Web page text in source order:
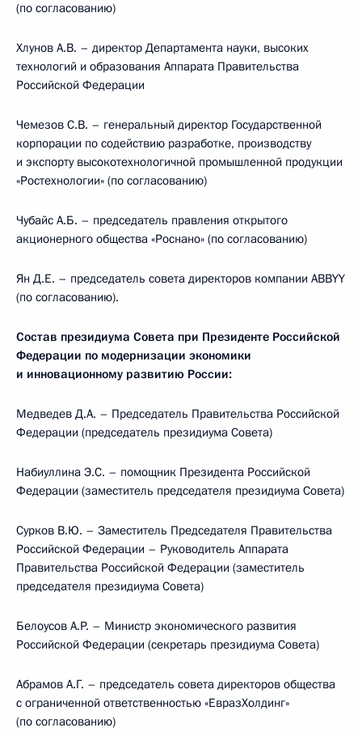
(по согласованию)
Хлунов А.В. – директор Департамента науки, высоких
технологий и образования Аппарата Правительства
Российской Федерации
Чемезов С.В. – генеральный директор Государственной
корпорации по содействию разработке, производству
и экспорту высокотехнологичной промышленной продукции
«Ростехнологии» (по согласованию)
Чубайс А.Б. – председатель правления открытого
акционерного общества «Роснано» (по согласованию)
Ян Д.Е. – председатель совета директоров компании ABBYY
(по согласованию).
Состав президиума Совета при Президенте Российской
Федерации по модернизации экономики
и инновационному развитию России:
Медведев Д.А. – Председатель Правительства Российской
Федерации (председатель президиума Совета)
Набиуллина Э.С. – помощник Президента Российской
Федерации (заместитель председателя президиума Совета)
Сурков В.Ю. – Заместитель Председателя Правительства
Российской Федерации – Руководитель Аппарата
Правительства Российской Федерации (заместитель
председателя президиума Совета)
Белоусов А.Р. – Министр экономического развития
Российской Федерации (секретарь президиума Совета)
Абрамов А.Г. – председатель совета директоров общества
с ограниченной ответственностью «ЕвразХолдинг»
(по согласованию)